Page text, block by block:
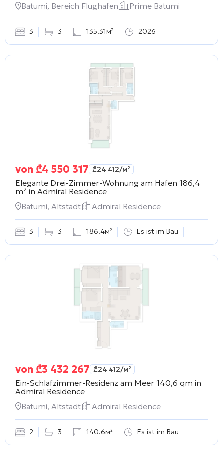
Batumi, Bereich Flughafen
Prime Batumi
3 3 135.31м² 2026
von ₾4 550 317 ₾24 412/м²
Elegante Drei-Zimmer-Wohnung am Hafen 186,4
m² in Admiral Residence
Batumi, Altstadt
Admiral Residence
3 3 186.4м² Es ist im Bau
von ₾3 432 267 ₾24 412/м²
Ein-Schlafzimmer-Residenz am Meer 140,6 qm in
Admiral Residence
Batumi, Altstadt
Admiral Residence
2 3 140.6м² Es ist im Bau